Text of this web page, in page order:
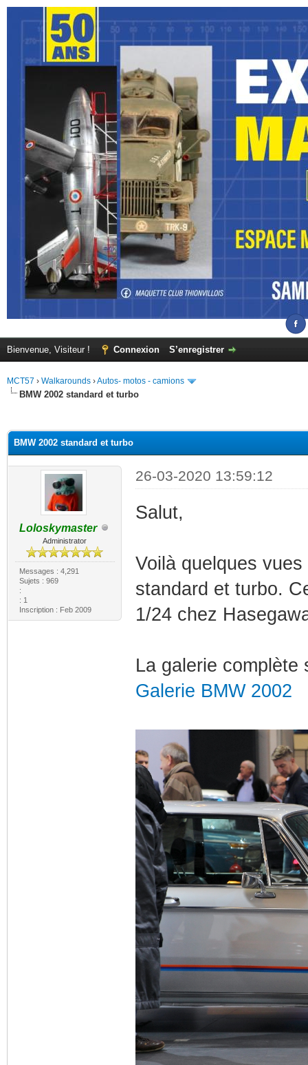
Bienvenue, Visiteur ! Connexion S’enregistrer
MCT57 › Walkarounds ›Autos- motos - camions
BMW 2002 standard et turbo
BMW 2002 standard et turbo
Loloskymaster
Administrator
Messages : 4,291
Sujets : 969
:
: 1
Inscription : Feb 2009
26-03-2020 13:59:12
Salut,
Voilà quelques
standard et turbo.
1/24 chez
La galerie complète
Galerie BMW 2002